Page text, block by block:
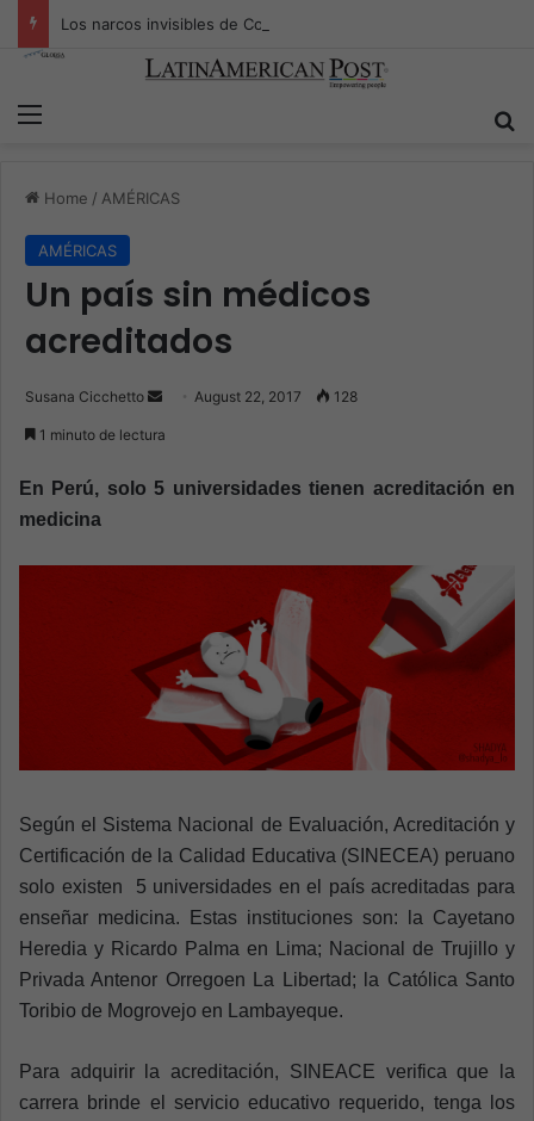
Home / AMÉRICAS
AMÉRICAS
Un país sin médicos
acreditados
Susana Cicchetto
d
e
i
l
August 22, 2017 128
1 minuto de lectura
En Perú, solo 5 universidades tienen acreditación en
medicina
Según el Sistema Nacional de Evaluación, Acreditación y
Certificación de la Calidad Educativa (SINECEA) peruano
solo existen 5 universidades en el país acreditadas para
enseñar medicina. Estas instituciones son: la Cayetano
Heredia y Ricardo Palma en Lima; Nacional de Trujillo y
Privada Antenor Orregoen La Libertad; la Católica Santo
Toribio de Mogrovejo en Lambayeque.
Para adquirir la acreditación, SINEACE verifica que la
carrera brinde el servicio educativo requerido, tenga los